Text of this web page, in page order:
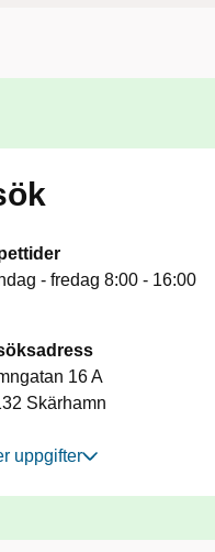
- fredag 8:00 - 16:00
16 A
Skärhamn
uppgifter